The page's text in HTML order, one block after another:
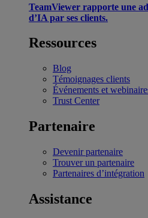
TeamViewer rapporte une
d’IA par ses clients.
Ressources
Blog
Témoignages clients
Événements et
Trust Center
Partenaire
Devenir partenaire
Trouver un partenaire
Partenaires d’intégration
Assistance